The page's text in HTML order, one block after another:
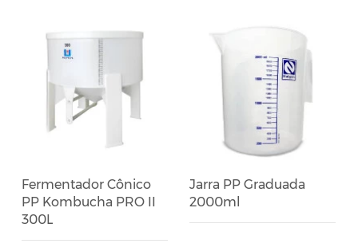
Fermentador Cônico
PP Kombucha PRO II
300L
Jarra PP Graduada
2000ml